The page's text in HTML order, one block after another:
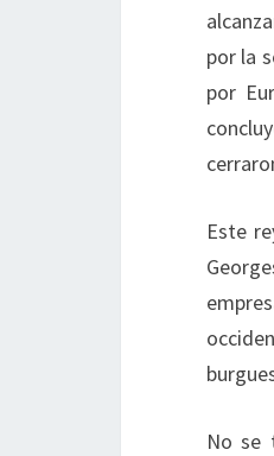
por la
por
Este
No se